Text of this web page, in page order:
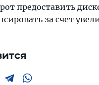
предоставить
за счет